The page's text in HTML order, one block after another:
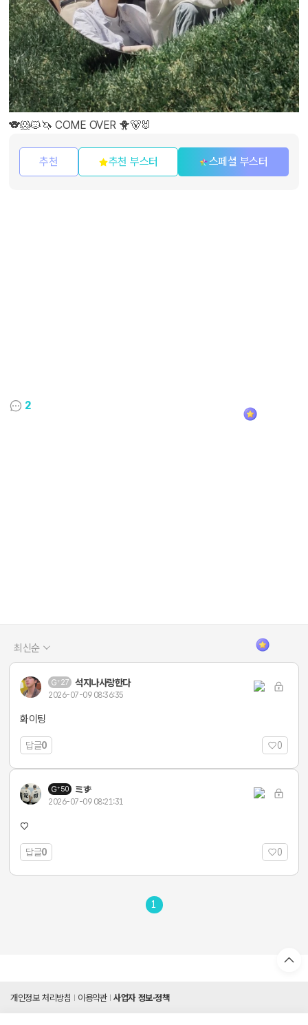
🐨🐹🐱🦄 COME OVER 🐥🐻🐰
추천 추천 부스터 스페셜 부스터
2
최신순
27 석지나사랑한다
2026-07-09 08:36:35
화이팅
답글0 0
50 ミず
2026-07-09 08:21:31
♡
답글0 0
1
개인정보 처리방침 이용약관 사업자 정보·정책